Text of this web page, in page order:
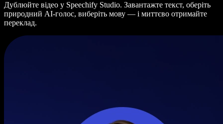
Дублюйте відео у Speechify Studio. Завантажте текст, оберіть
природний AI-голос, виберіть мову — і миттєво отримайте
переклад.